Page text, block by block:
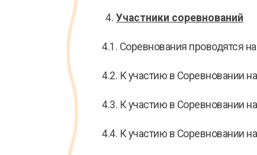
Участники соревнований
4.1. Соревнования проводятся
4.2. К участию в Соревновании
4.3. К участию в Соревновании
4.4. К участию в Соревновании